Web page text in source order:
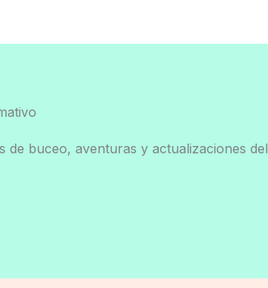
de buceo, aventuras y actualizaciones del